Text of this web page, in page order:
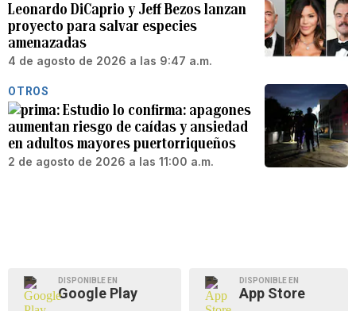
Leonardo DiCaprio y Jeff Bezos lanzan
proyecto para salvar especies
amenazadas
4 de agosto de 2026 a las 9:47 a.m.
OTROS
Estudio lo confirma: apagones
aumentan riesgo de caídas y ansiedad
en adultos mayores puertorriqueños
2 de agosto de 2026 a las 11:00 a.m.
DISPONIBLE EN
Google Play
DISPONIBLE EN
App Store